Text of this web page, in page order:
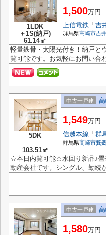
1LDK
＋1S(納戸)
61.14㎡
1,500万円
上信電鉄 「 吉
群馬県高崎市吉
軽量鉄骨・太陽光付き！納戸と
覧可能です。お気軽にお問い合
5DK
103.51㎡
中古一戸建
1,549万円
信越本線 「 群
群馬県高崎市箕
☆本日内覧可能☆水回り新品♪畳
動産会社です。シングル、勤続
中古一戸建
1,580万円